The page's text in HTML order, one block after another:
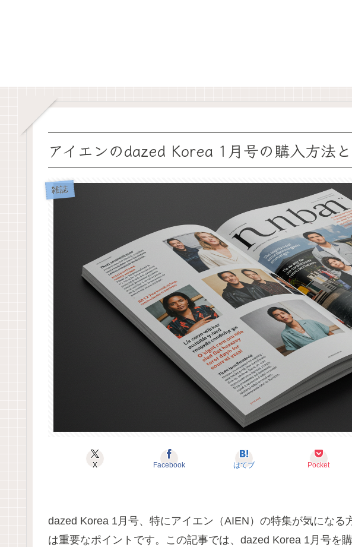
アイエンのdazed Korea 1月号の購入方法
雑誌
X Facebook はてブ Pocket
dazed Korea 1月号、特にアイエン（AIEN）の特集が気になる
は重要なポイントです。この記事では、dazed Korea 1月号を